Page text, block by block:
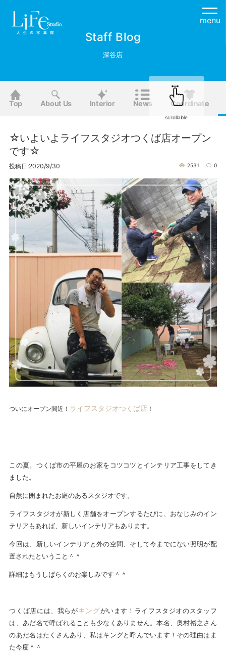
menu
Staff Blog
深谷店
Top About Us Interior News Coordinate
scrollable
☆いよいよライフスタジオつくば店オープン
です☆
投稿日:2020/9/30 2531 0
ついにオープン間近！ ライフスタジオつくば店 ！
この夏。つくば市の平屋のお家をコツコツとインテリア工事をしてき
ました。
自然に囲まれたお庭のあるスタジオです。
ライフスタジオが新しく店舗をオープンするたびに、おなじみのイン
テリアもあれば、新しいインテリアもあります。
今回は、新しいインテリアと外の空間、そして今までにない照明が配
置されたということ＾＾
詳細はもうしばらくのお楽しみです＾＾
つくば店には、我らがキングがいます！ライフスタジオのスタッフ
は、あだ名で呼ばれることも少なくありません。本名、奥村裕之さん
のあだ名はたくさんあり、私はキングと呼んでいます！その理由はま
た今度＾＾